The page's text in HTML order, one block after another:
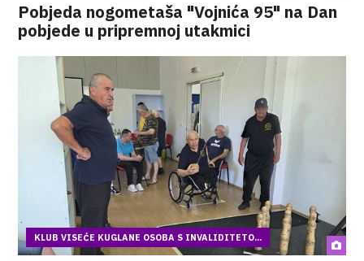
Pobjeda nogometaša "Vojnića 95" na Dan
pobjede u pripremnoj utakmici
KLUB VISEĆE KUGLANE OSOBA S INVALIDITETO...